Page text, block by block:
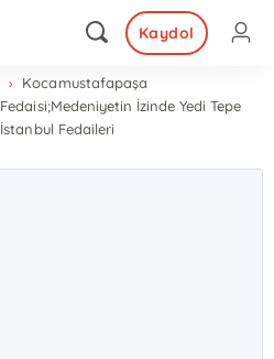
Kaydol
Kocamustafapaşa
Fedaisi;Medeniyetin İzinde Yedi Tepe
İstanbul Fedaileri